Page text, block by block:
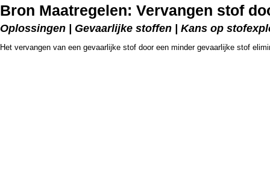
Bron Maatregelen: Vervangen stof
Oplossingen | Gevaarlijke stoffen | Kans op
Het vervangen van een gevaarlijke stof door een minder gevaarlijke stof